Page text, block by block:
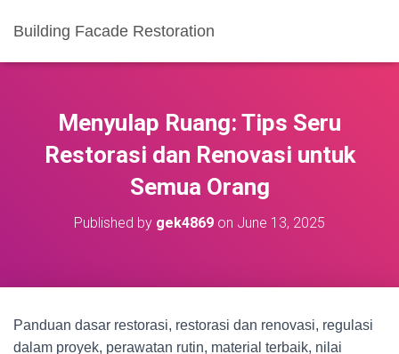
Building Facade Restoration
Menyulap Ruang: Tips Seru
Restorasi dan Renovasi untuk
Semua Orang
Published by gek4869 on June 13, 2025
Panduan dasar restorasi, restorasi dan renovasi, regulasi
dalam proyek, perawatan rutin, material terbaik, nilai